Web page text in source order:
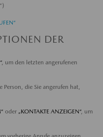
DER
, um den letzten angerufenen
Person, die Sie angerufen hat,
oder „KONTAKTE ANZEIGEN“, um